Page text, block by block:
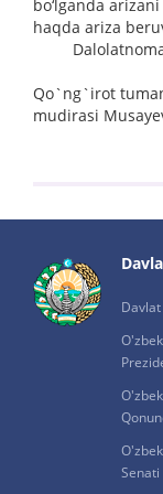
bo‘lganda
haqda ariza
Dalolatnoma
Qo`ng`irot
mudirasi
Senati